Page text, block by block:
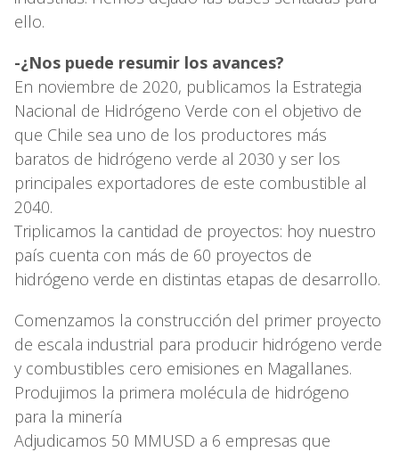
ello.
-¿Nos puede resumir los avances?
En noviembre de 2020, publicamos la Estrategia
Nacional de Hidrógeno Verde con el objetivo de
que Chile sea uno de los productores más
baratos de hidrógeno verde al 2030 y ser los
principales exportadores de este combustible al
2040.
Triplicamos la cantidad de proyectos: hoy nuestro
país cuenta con más de 60 proyectos de
hidrógeno verde en distintas etapas de desarrollo.
Comenzamos la construcción del primer proyecto
de escala industrial para producir hidrógeno verde
y combustibles cero emisiones en Magallanes.
Produjimos la primera molécula de hidrógeno
para la minería
Adjudicamos 50 MMUSD a 6 empresas que